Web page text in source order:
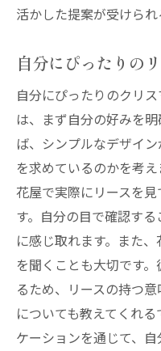
活かした提案が受けられ
自分にぴったりの
自分にぴったりのクリ
は、まず自分の好みを
ば、シンプルなデザイ
を求めているのかを考
花屋で実際にリースを
す。自分の目で確認す
に感じ取れます。また
を聞くことも大切です
るため、リースの持つ
についても教えてくれ
ケーションを通じて、